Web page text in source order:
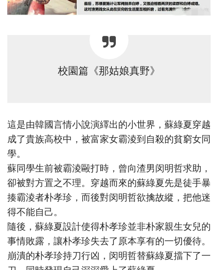
校園篇《那姑娘真野》
這是由韓國言情小說演繹出的小世界，蘇綠夏穿越
成了貴族高校中，被富家女霸淩到自殺的貧窮女同
學。
蘇同學生前被霸淩毆打時，曾向渣男闵明哲求助，
卻被對方置之不理。穿越而來的蘇綠夏先是徒手暴
揍霸淩者朴孝珍，而後對闵明哲欲擒故縱，把他迷
得不能自己。
隨後，蘇綠夏設計使得朴孝珍並非朴家親生女兒的
事情敗露，讓朴孝珍失去了原本享有的一切優待。
崩潰的朴孝珍持刀行凶，闵明哲替蘇綠夏擋下了一